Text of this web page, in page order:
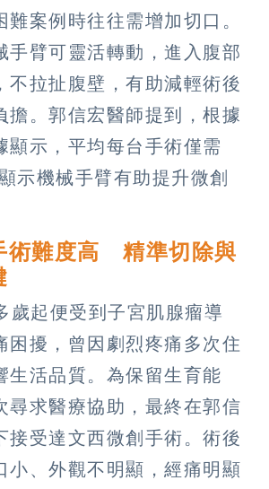
難案例時往往需增加切口。
手臂可靈活轉動，進入腹部
不拉扯腹壁，有助減輕術後
擔。郭信宏醫師提到，根據
顯示，平均每台手術僅需
示機械手臂有助提升微創
術難度高 精準切除與
歲起便受到子宮肌腺瘤導
困擾，曾因劇烈疼痛多次住
生活品質。為保留生育能
尋求醫療協助，最終在郭信
接受達文西微創手術。術後
小、外觀不明顯，經痛明顯